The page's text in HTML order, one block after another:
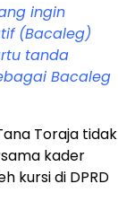
ingin
(Bacaleg)
tanda
Bacaleg
Toraja tidak
kader
kursi di DPRD